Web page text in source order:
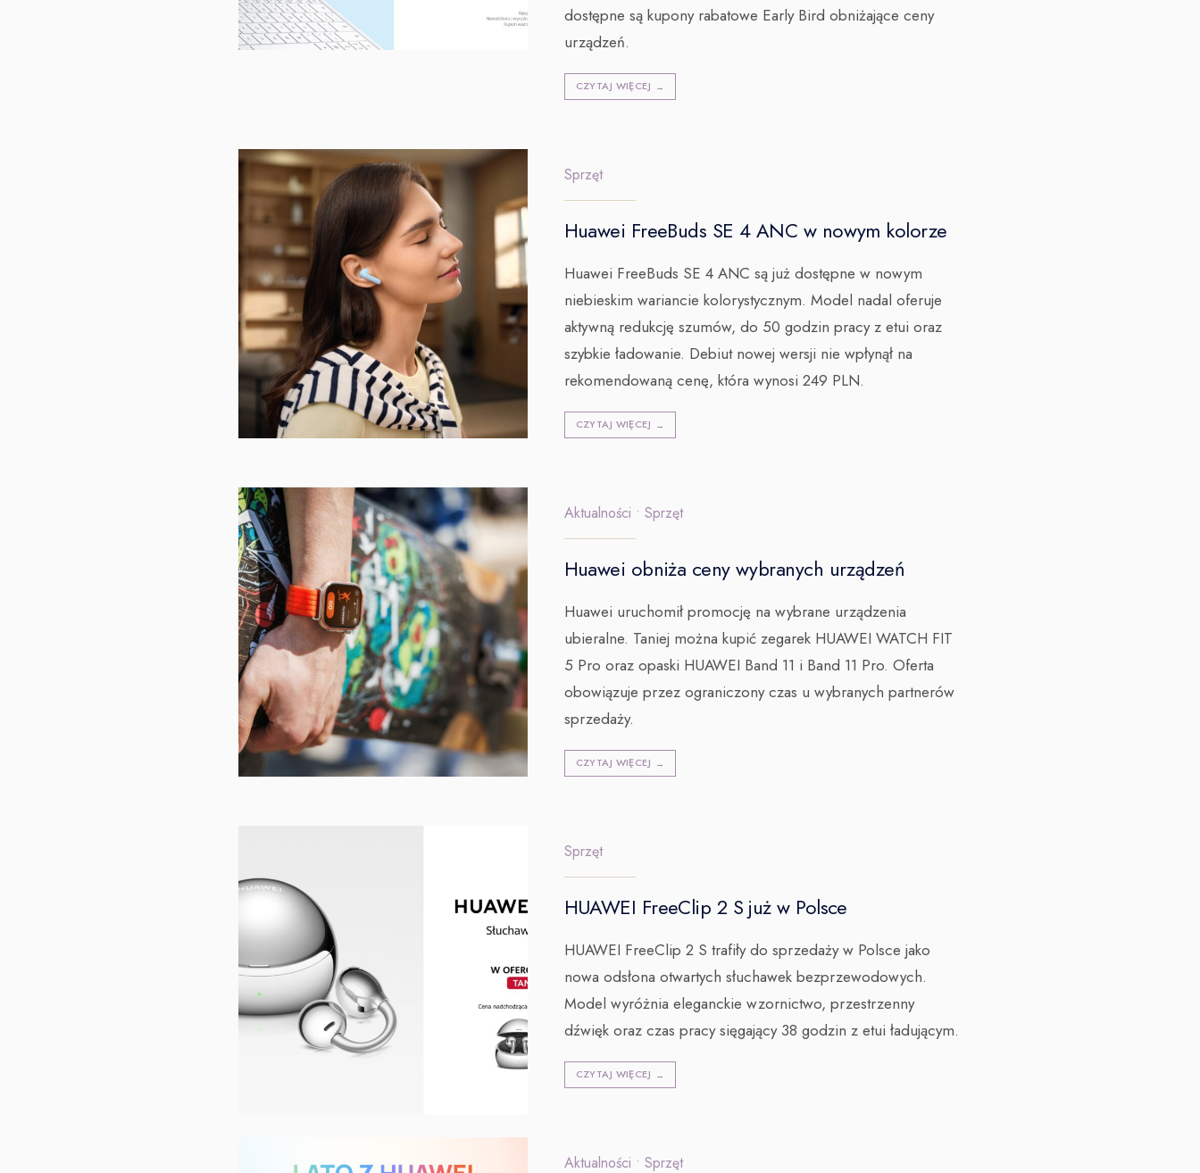
dostępne są kupony rabatowe Early Bird obniżające ceny
urządzeń.
CZYTAJ WIĘCEJ →
Sprzęt
Huawei FreeBuds SE 4 ANC w nowym kolorze
Huawei FreeBuds SE 4 ANC są już dostępne w nowym
niebieskim wariancie kolorystycznym. Model nadal oferuje
aktywną redukcję szumów, do 50 godzin pracy z etui oraz
szybkie ładowanie. Debiut nowej wersji nie wpłynął na
rekomendowaną cenę, która wynosi 249 PLN.
CZYTAJ WIĘCEJ →
Aktualności • Sprzęt
Huawei obniża ceny wybranych urządzeń
Huawei uruchomił promocję na wybrane urządzenia
ubieralne. Taniej można kupić zegarek HUAWEI WATCH FIT
5 Pro oraz opaski HUAWEI Band 11 i Band 11 Pro. Oferta
obowiązuje przez ograniczony czas u wybranych partnerów
sprzedaży.
CZYTAJ WIĘCEJ →
Sprzęt
HUAWEI FreeClip 2 S już w Polsce
HUAWEI FreeClip 2 S trafiły do sprzedaży w Polsce jako
nowa odsłona otwartych słuchawek bezprzewodowych.
Model wyróżnia eleganckie wzornictwo, przestrzenny
dźwięk oraz czas pracy sięgający 38 godzin z etui ładującym.
CZYTAJ WIĘCEJ →
Aktualności • Sprzęt